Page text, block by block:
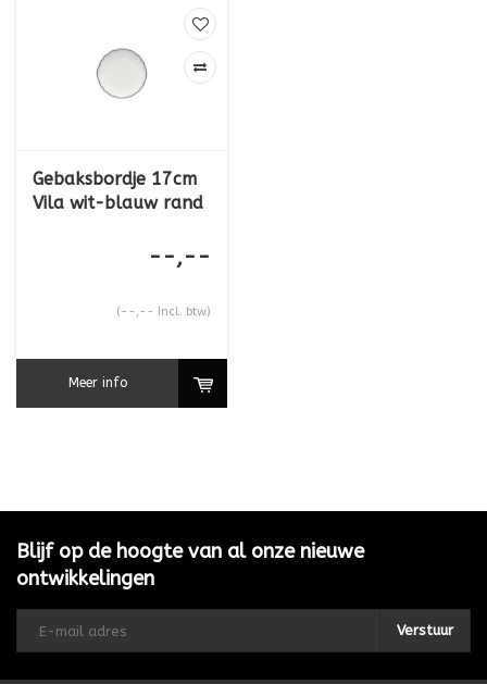
Gebaksbordje 17cm
Vila wit-blauw rand
--,--
(--,-- Incl. btw)
Meer info
Blijf op de hoogte van al onze nieuwe
ontwikkelingen
Verstuur